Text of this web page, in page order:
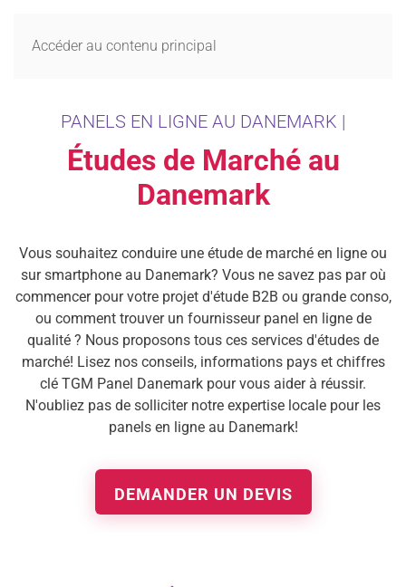
Accéder au contenu principal
PANELS EN LIGNE AU DANEMARK |
Études de Marché au
Danemark
Vous souhaitez conduire une étude de marché en ligne ou
sur smartphone au Danemark? Vous ne savez pas par où
commencer pour votre projet d'étude B2B ou grande conso,
ou comment trouver un fournisseur panel en ligne de
qualité ? Nous proposons tous ces services d'études de
marché! Lisez nos conseils, informations pays et chiffres
clé TGM Panel Danemark pour vous aider à réussir.
N'oubliez pas de solliciter notre expertise locale pour les
panels en ligne au Danemark!
DEMANDER UN DEVIS